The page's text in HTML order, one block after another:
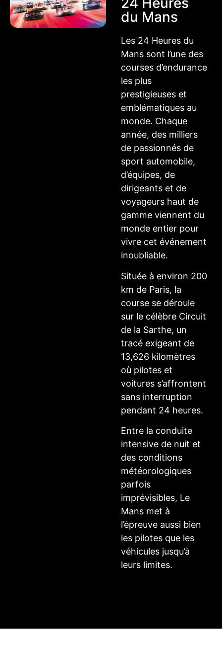
du Mans
Les 24 Heures du
Mans sont l’une des
courses d’endurance
les plus
prestigieuses et
emblématiques au
monde. Chaque
année, des milliers
de passionnés de
sport automobile,
d’équipes, de
dirigeants et de
voyageurs haut de
gamme viennent du
monde entier pour
vivre cet événement
inoubliable.
Située à environ 200
km de Paris, la
course se déroule
sur le célèbre Circuit
de la Sarthe, un
tracé exigeant de
13,626 kilomètres
où pilotes et
voitures s’affrontent
sans interruption
pendant 24 heures.
Entre la conduite
intensive de nuit et
des conditions
météorologiques
parfois
imprévisibles, Le
Mans met à
l’épreuve aussi bien
les pilotes que les
véhicules jusqu’à
leurs limites.